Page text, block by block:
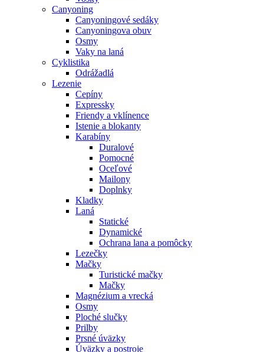
Canyoning
Canyoningové sedáky
Canyoningova obuv
Osmy
Vaky na laná
Cyklistika
Odrážadlá
Lezenie
Cepíny
Expressky
Friendy a vklínence
Istenie a blokanty
Karabíny
Duralové
Pomocné
Oceľové
Mailony
Doplnky
Kladky
Laná
Statické
Dynamické
Ochrana lana a pomôcky
Lezečky
Mačky
Turistické mačky
Mačky
Magnézium a vrecká
Osmy
Ploché slučky
Prilby
Prsné úväzky
Úväzky a postroje